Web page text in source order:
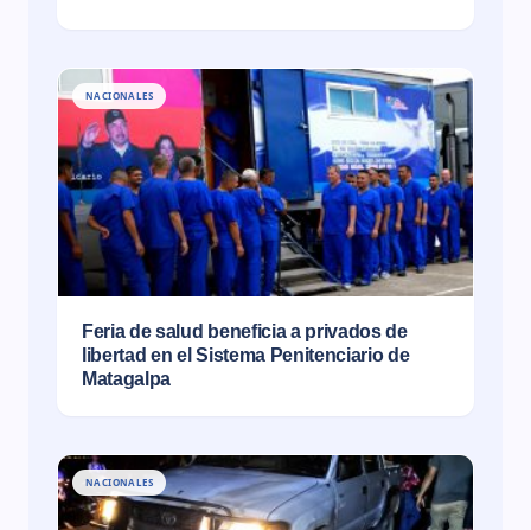
NACIONALES
Feria de salud beneficia a privados de
libertad en el Sistema Penitenciario de
Matagalpa
NACIONALES